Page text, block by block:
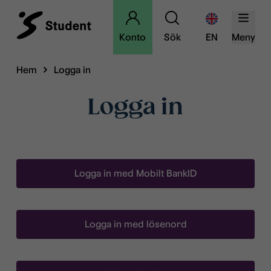
Konto Sök EN Meny
Hem Logga in
Logga in
Logga in med Mobilt BankID
Logga in med lösenord